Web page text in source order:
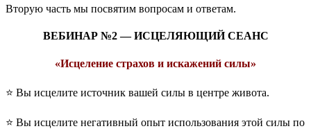
Вторую часть мы посвятим вопросам и ответам.
ВЕБИНАР №2 — ИСЦЕЛЯЮЩИЙ СЕАНС
«Исцеление страхов и искажений силы»
⭐️ Вы исцелите источник вашей силы в центре живота.
⭐️ Вы исцелите негативный опыт использования этой силы по